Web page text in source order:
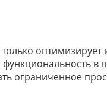
ограниченное